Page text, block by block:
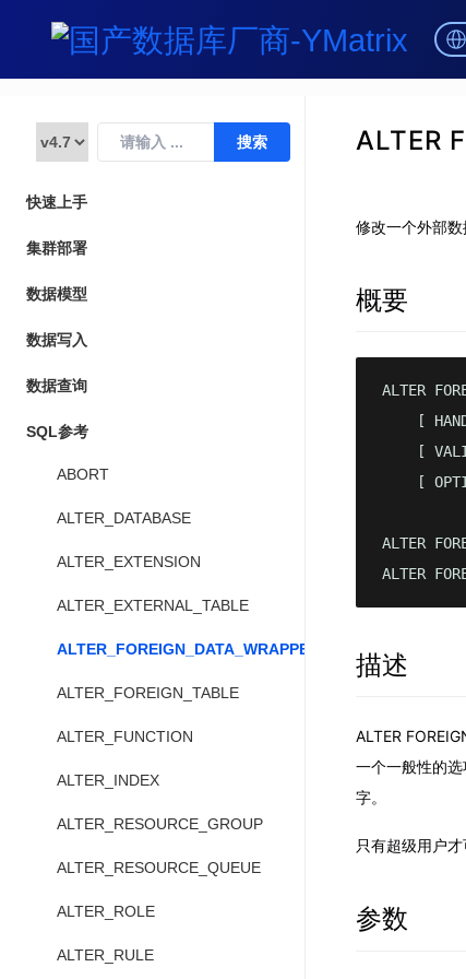
快速上手
集群部署
数据模型
数据写入
数据查询
SQL参考
ABORT
ALTER_DATABASE
ALTER_EXTENSION
ALTER_EXTERNAL_TABLE
ALTER_FOREIGN_DATA_WRAPPER
ALTER_FOREIGN_TABLE
ALTER_FUNCTION
ALTER_INDEX
ALTER_RESOURCE_GROUP
ALTER_RESOURCE_QUEUE
ALTER_ROLE
ALTER_RULE
ALTER
修改一个外部数
概要
ALTER
[
[
[
ALTER
ALTER
描述
ALTER
一个一般性的
字。
只有超级用户
参数